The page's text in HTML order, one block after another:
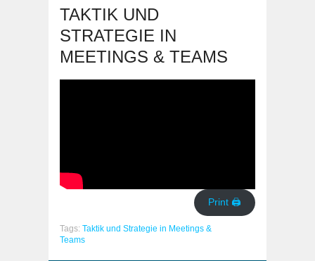
TAKTIK UND
STRATEGIE IN
MEETINGS & TEAMS
Print 🖨
Tags: Taktik und Strategie in Meetings &
Teams